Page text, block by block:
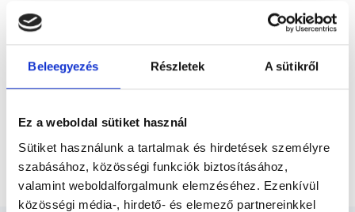
Beleegyezés Részletek A sütikről
Ez a weboldal sütiket használ
Sütiket használunk a tartalmak és hirdetések személyre
szabásához, közösségi funkciók biztosításához,
valamint weboldalforgalmunk elemzéséhez. Ezenkívül
közösségi média-, hirdető- és elemező partnereinkkel
orvos, aki jogszabályok szerinti szakorvosi szakképesítés
megszerzésére irányuló képzésben vesz részt. Ezen orvosok által
önállóan nem végezhető szakmai tevékenységért teljes
szolgáltató szakorvosa az első részvizsgáig, utána pedig a
Főoldal Reumatológus Lökéshullám terápia